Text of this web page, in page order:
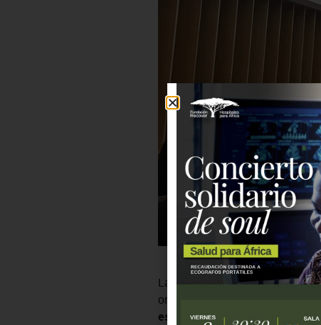
La directora general de
organizado junto al Centro de
es un reto global que también